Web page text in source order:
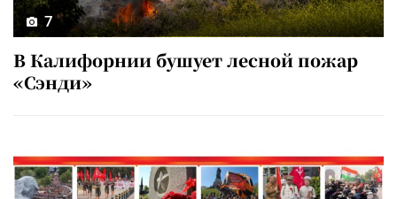
7
В Калифорнии бушует лесной пожар
«Сэнди»